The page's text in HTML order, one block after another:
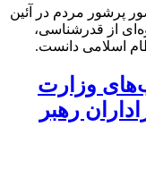
پرشور مردم در آئین
از قدرشناسی،
اسلامی دانست.
وزارت
رهبر